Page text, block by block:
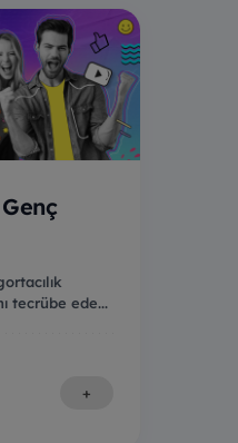
tecrübe ede...
+